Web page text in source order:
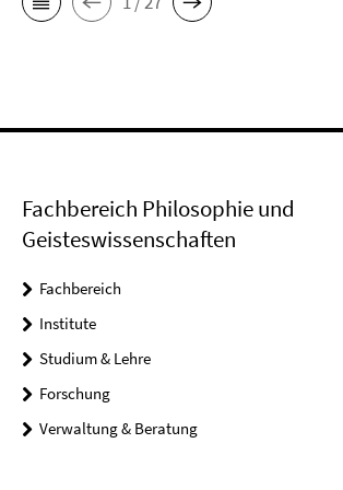
Fachbereich Philosophie und
Geisteswissenschaften
Fachbereich
Institute
Studium & Lehre
Forschung
Verwaltung & Beratung